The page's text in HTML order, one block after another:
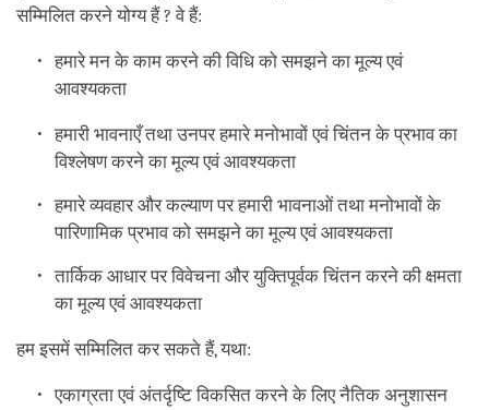
सम्मिलित करने योग्य हैं ? वे हैं:
हमारे मन के काम करने की विधि को समझने का मूल्य एवं
आवश्यकता
हमारी भावनाएँ तथा उनपर हमारे मनोभावों एवं चिंतन के प्रभाव का
विश्लेषण करने का मूल्य एवं आवश्यकता
हमारे व्यवहार और कल्याण पर हमारी भावनाओं तथा मनोभावों के
पारिणामिक प्रभाव को समझने का मूल्य एवं आवश्यकता
तार्किक आधार पर विवेचना और युक्तिपूर्वक चिंतन करने की क्षमता
का मूल्य एवं आवश्यकता
हम इसमें सम्मिलित कर सकते हैं, यथा:
एकाग्रता एवं अंतर्दृष्टि विकसित करने के लिए नैतिक अनुशासन